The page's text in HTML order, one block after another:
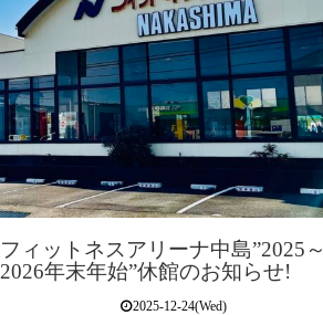
フィットネスアリーナ中島”2025～
2026年末年始”休館のお知らせ!
2025-12-24(Wed)